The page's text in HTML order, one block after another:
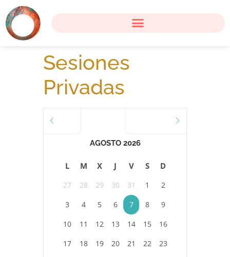
Sesiones
Privadas
AGOSTO 2026
L M X J V S D
27 28 29 30 31 1
2
3
4 5 6 7 8
9
10
11 12 13 14 15
16
17
18 19 20 21 22
23